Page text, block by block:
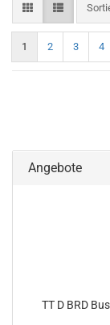
1 2 3 4
Angebote
TT D BRD